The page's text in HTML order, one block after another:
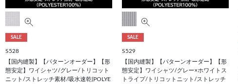
SALE
S528
【国内縫製】【パターンオーダー】【形
態安定】ワイシャツ/グレー/トリコット
ニット/ストレッチ素材/吸水速乾(POLYE
SALE
S529
【国内縫製】【パターンオーダー】【形
態安定】ワイシャツ/グレー×ホワイトス
トライプ/トリコットニット/ストレッチ